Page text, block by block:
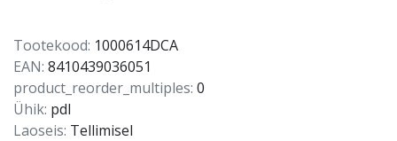
Tootekood: 1000614DCA
EAN: 8410439036051
product_reorder_multiples: 0
Ühik: pdl
Laoseis: Tellimisel